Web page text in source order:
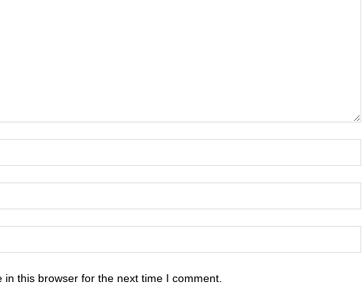
this browser for the next time I comment.